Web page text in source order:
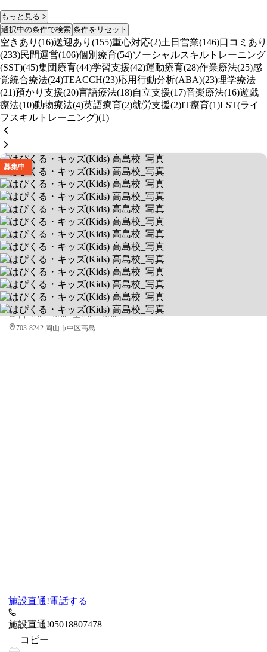
もっと見る >
選択中の条件で検索 条件をリセット
空きあり(16)送迎あり(155)重心対応(2)土日営業(146)口コミあり
(233)民間運営(106)個別療育(54)ソーシャルスキルトレーニング
(SST)(45)集団療育(44)学習支援(42)運動療育(28)作業療法(25)感
覚統合療法(24)TEACCH(23)応用行動分析(ABA)(23)理学療法
(21)預かり支援(20)言語療法(18)自立支援(17)音楽療法(16)遊戯
療法(10)動物療法(4)英語療育(2)就労支援(2)IT療育(1)LST(ライ
フスキルトレーニング)(1)
募集中
はぴくる・キッズ(Kids) 高島校
1回1～2時間の完全マンツーマン制
送迎あり 空きあり
平日 9:00～18:00 / 土 9:00～18:00
703-8242 岡山市中区高島
施設直通!電話する
施設直通!05018807478
コピー